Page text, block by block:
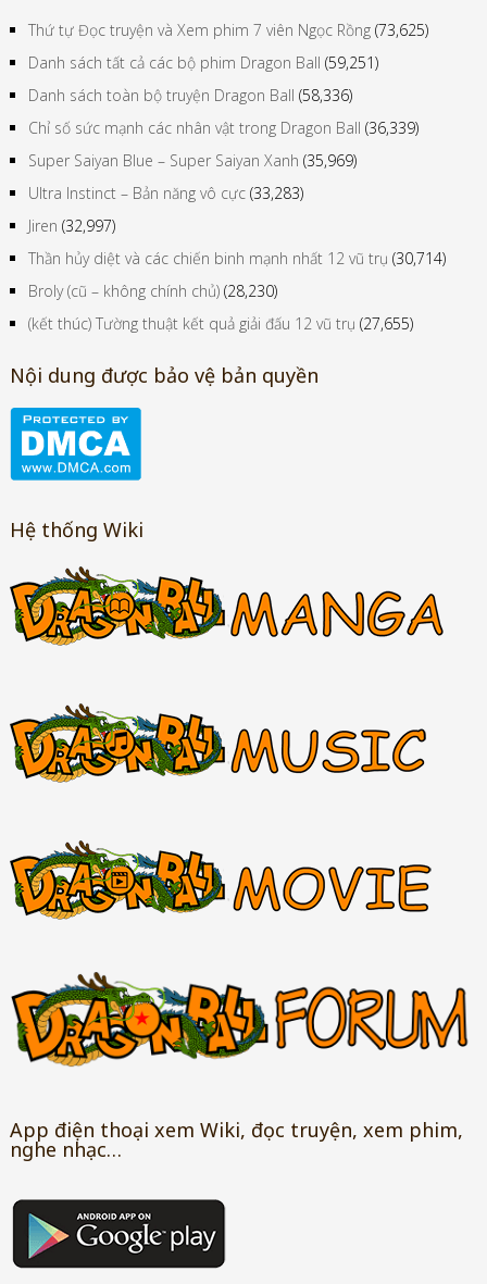
Thứ tự Đọc truyện và Xem phim 7 viên Ngọc Rồng (73,625)
Danh sách tất cả các bộ phim Dragon Ball (59,251)
Danh sách toàn bộ truyện Dragon Ball (58,336)
Chỉ số sức mạnh các nhân vật trong Dragon Ball (36,339)
Super Saiyan Blue – Super Saiyan Xanh (35,969)
Ultra Instinct – Bản năng vô cực (33,283)
Jiren (32,997)
Thần hủy diệt và các chiến binh mạnh nhất 12 vũ trụ (30,714)
Broly (cũ – không chính chủ) (28,230)
(kết thúc) Tường thuật kết quả giải đấu 12 vũ trụ (27,655)
Nội dung được bảo vệ bản quyền
Hệ thống Wiki
App điện thoại xem Wiki, đọc truyện, xem phim,
nghe nhạc…